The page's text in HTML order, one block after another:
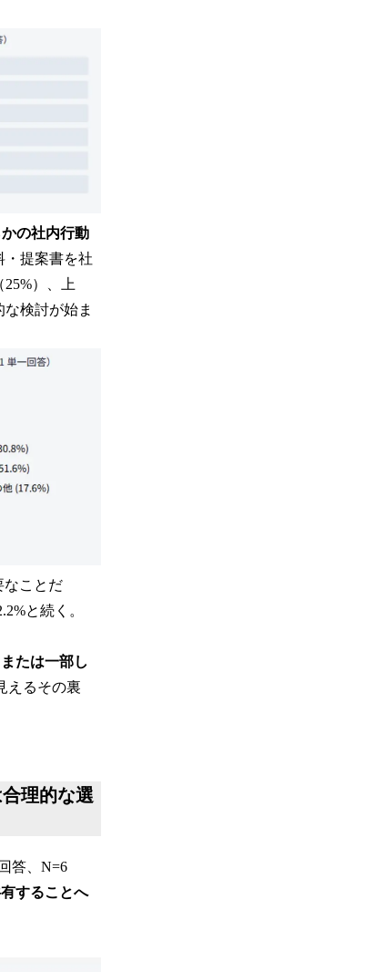
の社内行動
・提案書を社
）、上
検討が始ま
なことだ
と続く。
たは一部し
えるその裏
理的な選
答、N=6
することへ